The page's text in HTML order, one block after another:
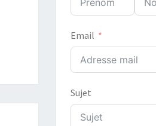
Email
Sujet